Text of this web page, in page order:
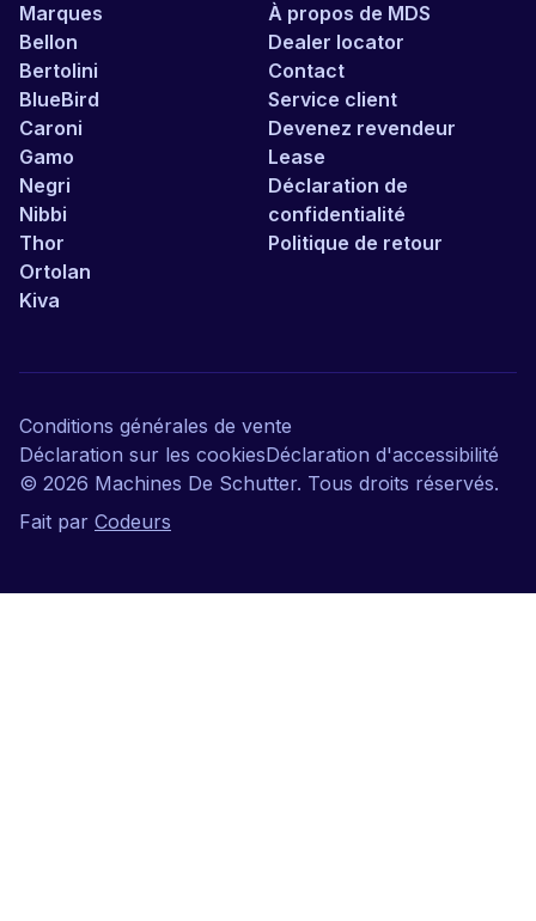
Marques
Bellon
Bertolini
BlueBird
Caroni
Gamo
Negri
Nibbi
Thor
Ortolan
Kiva
À propos de MDS
Dealer locator
Contact
Service client
Devenez revendeur
Lease
Déclaration de
confidentialité
Politique de retour
© 2026 Machines De Schutter. Tous droits réservés.
Fait par Codeurs
Conditions générales de vente
Déclaration sur les cookiesDéclaration d'accessibilité